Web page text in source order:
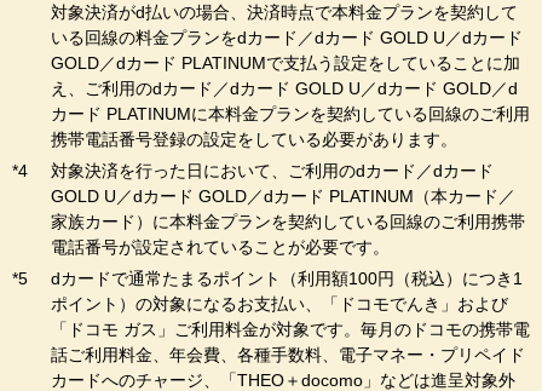
対象決済がd払いの場合、決済時点で本料金プランを契約して
いる回線の料金プランをdカード／dカード GOLD U／dカード
GOLD／dカード PLATINUMで支払う設定をしていることに加
え、ご利用のdカード／dカード GOLD U／dカード GOLD／d
カード PLATINUMに本料金プランを契約している回線のご利用
携帯電話番号登録の設定をしている必要があります。
対象決済を行った日において、ご利用のdカード／dカード
GOLD U／dカード GOLD／dカード PLATINUM（本カード／
家族カード）に本料金プランを契約している回線のご利用携帯
電話番号が設定されていることが必要です。
dカードで通常たまるポイント（利用額100円（税込）につき1
ポイント）の対象になるお支払い、「ドコモでんき」および
「ドコモ ガス」ご利用料金が対象です。毎月のドコモの携帯電
話ご利用料金、年会費、各種手数料、電子マネー・プリペイド
カードへのチャージ、「THEO＋docomo」などは進呈対象外